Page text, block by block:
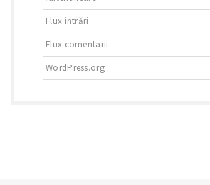
Flux intrări
Flux comentarii
WordPress.org